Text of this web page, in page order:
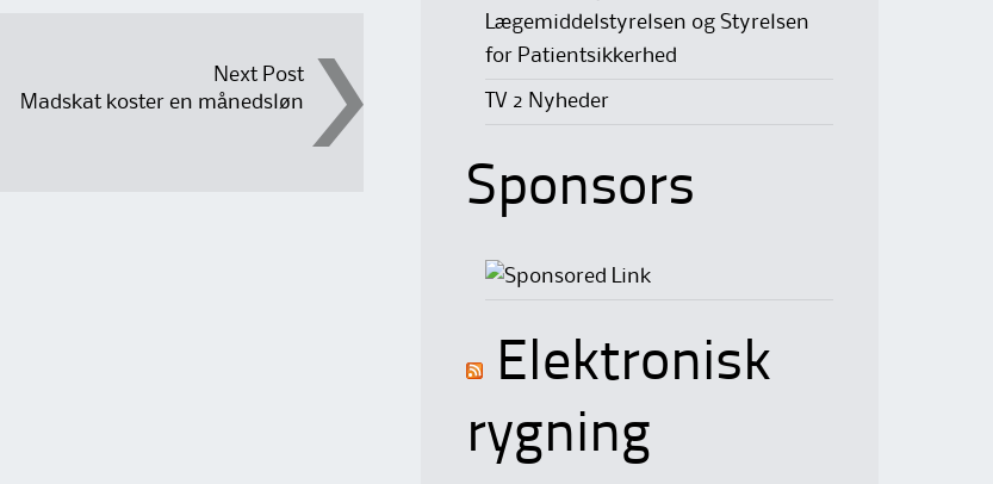
Next Post
Madskat koster en månedsløn
Lægemiddelstyrelsen og Styrelsen
for Patientsikkerhed
TV 2 Nyheder
Sponsors
Elektronisk
rygning